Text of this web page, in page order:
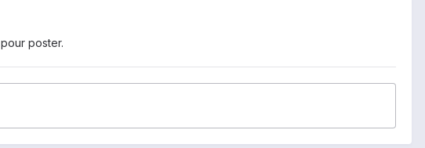
pour poster.